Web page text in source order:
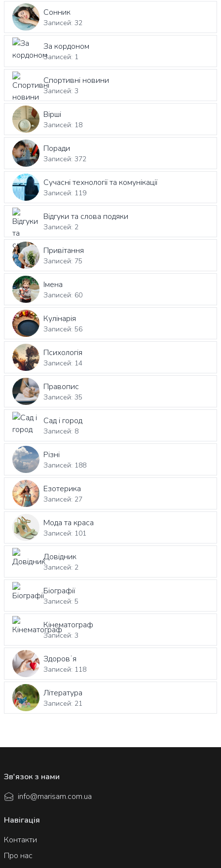
Сонник
Записей: 32
За кордоном
Записей: 1
Спортивні новини
Записей: 3
Вірші
Записей: 18
Поради
Записей: 372
Сучасні технології та комунікації
Записей: 119
Відгуки та слова подяки
Записей: 2
Привітання
Записей: 75
Імена
Записей: 60
Кулінарія
Записей: 56
Психологія
Записей: 14
Правопис
Записей: 35
Сад і город
Записей: 8
Різні
Записей: 188
Езотерика
Записей: 27
Мода та краса
Записей: 101
Довідник
Записей: 2
Біографії
Записей: 5
Кінематограф
Записей: 3
Здоровʼя
Записей: 118
Література
Записей: 21
Навігація
Контакти
Про нас
Зв'язок з нами
info@marisam.com.ua